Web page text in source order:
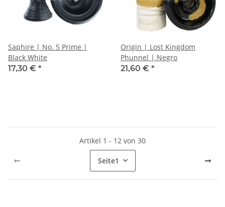
Saphire | No. 5 Prime |
Black White
17,30 € *
Origin | Lost Kingdom
Phunnel | Negro
21,60 € *
Artikel 1 - 12 von 30
Seite1